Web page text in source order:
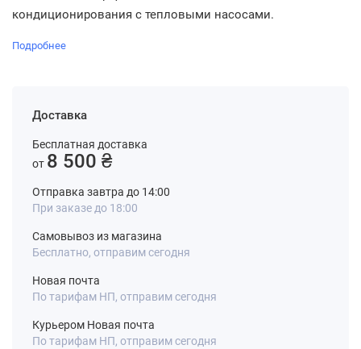
кондиционирования с тепловыми насосами.
Подробнее
Доставка
Бесплатная доставка
от 8 500 ₴
Отправка завтра до 14:00
При заказе до 18:00
Самовывоз из магазина
Бесплатно, отправим сегодня
Новая почта
По тарифам НП, отправим сегодня
Курьером Новая почта
По тарифам НП, отправим сегодня